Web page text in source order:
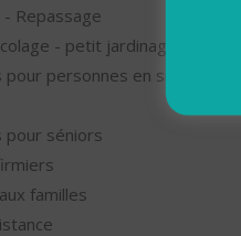
- Repassage
- petit jardinage
pour personnes en situation de
pour séniors
familles